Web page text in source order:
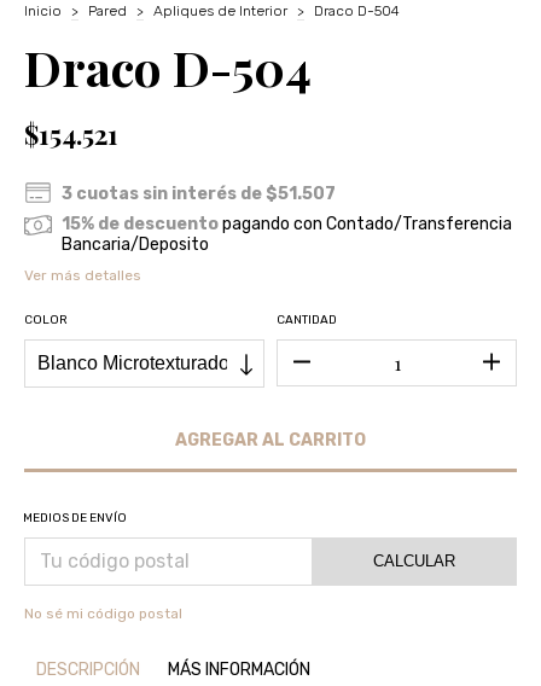
Inicio > Pared > Apliques de Interior > Draco D-504
Draco D-504
$154.521
3 cuotas sin interés de $51.507
15% de descuentopagando con Contado/Transferencia
Bancaria/Deposito
Ver más detalles
COLOR CANTIDAD
MEDIOS DE ENVÍO
CALCULAR
No sé mi código postal
DESCRIPCIÓN MÁS INFORMACIÓN